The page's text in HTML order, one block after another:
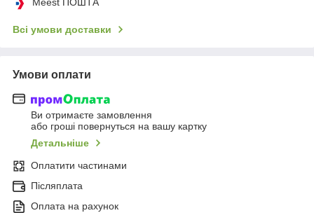
Всі умови доставки
Умови оплати
Ви отримаєте замовлення
або гроші повернуться на вашу картку
Детальніше
Оплатити частинами
Післяплата
Оплата на рахунок